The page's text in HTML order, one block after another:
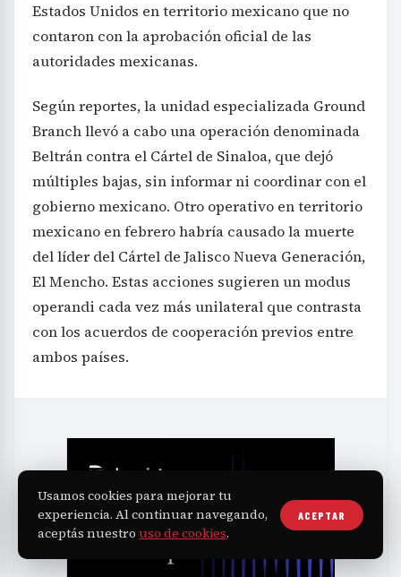
Estados Unidos en territorio mexicano que no
contaron con la aprobación oficial de las
autoridades mexicanas.
Según reportes, la unidad especializada Ground
Branch llevó a cabo una operación denominada
Beltrán contra el Cártel de Sinaloa, que dejó
múltiples bajas, sin informar ni coordinar con el
gobierno mexicano. Otro operativo en territorio
mexicano en febrero habría causado la muerte
del líder del Cártel de Jalisco Nueva Generación,
El Mencho. Estas acciones sugieren un modus
operandi cada vez más unilateral que contrasta
con los acuerdos de cooperación previos entre
ambos países.
Usamos cookies para mejorar tu
experiencia. Al continuar navegando,
aceptás nuestro uso de cookies.
ACEPTAR